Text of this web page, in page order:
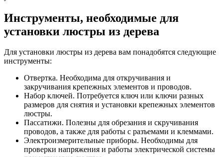
Инструменты, необходимые для
установки люстры из дерева
Для установки люстры из дерева вам понадобятся следующие
инструменты:
Отвертка. Необходима для откручивания и
закручивания крепежных элементов и проводов.
Набор ключей. Потребуется ключ или ключи разных
размеров для снятия и установки крепежных элементов
люстры.
Пассатижи. Полезны для обрезания и скручивания
проводов, а также для работы с разъемами и клеммами.
Электроизмерительные приборы. Необходимы для
проверки напряжения и работы электрической системы